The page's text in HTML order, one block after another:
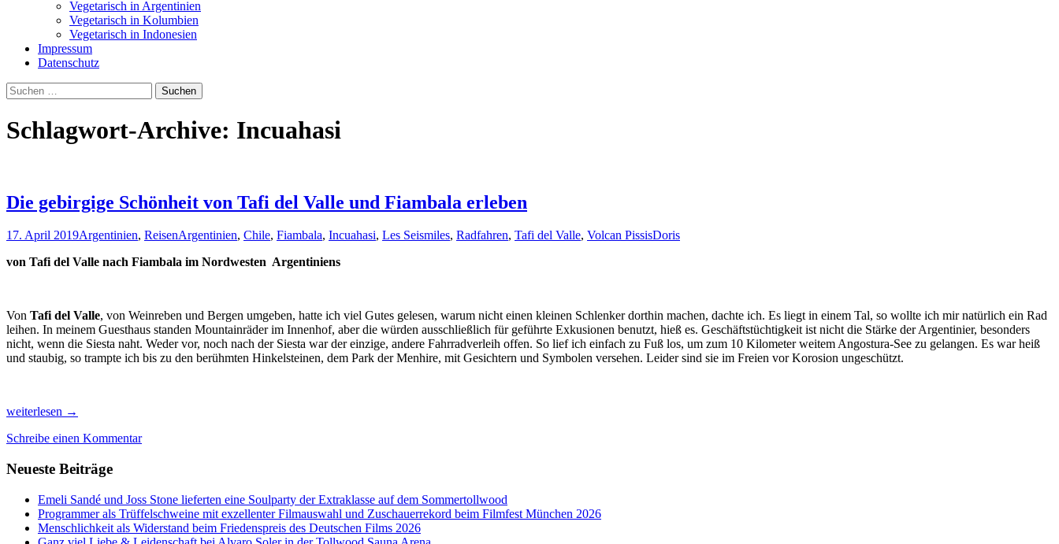
Vegetarisch in Argentinien
Vegetarisch in Kolumbien
Vegetarisch in Indonesien
Impressum
Datenschutz
Suchen
nach:
Schlagwort-Archive: Incuahasi
Die gebirgige Schönheit von Tafi del Valle und Fiambala erleben
17. April 2019Argentinien, ReisenArgentinien, Chile, Fiambala, Incuahasi, Les Seismiles, Radfahren, Tafi del Valle, Volcan PissisDoris
von Tafi del Valle nach Fiambala im Nordwesten Argentiniens
Von Tafi del Valle, von Weinreben und Bergen umgeben, hatte ich viel Gutes gelesen, warum nicht einen kleinen Schlenker dorthin machen, dachte ich. Es liegt in einem Tal, so wollte ich mir natürlich ein Rad
leihen. In meinem Guesthaus standen Mountainräder im Innenhof, aber die würden ausschließlich für geführte Exkusionen benutzt, hieß es. Geschäftstüchtigkeit ist nicht die Stärke der Argentinier, besonders
nicht, wenn die Siesta naht. Weder vor, noch nach der Siesta war der einzige, andere Fahrradverleih offen. So lief ich einfach zu Fuß los, um zum 10 Kilometer weitem Angostura-See zu gelangen. Es war heiß
und staubig, so trampte ich bis zu den berühmten Hinkelsteinen, dem Park der Menhire, mit Gesichtern und Symbolen versehen. Leider sind sie im Freien vor Korosion ungeschützt.
Die
Schönheit
Tafi
Valle
Fiambala
erleben
weiterlesen →
Schreibe einen Kommentar
Neueste Beiträge
Emeli Sandé und Joss Stone lieferten eine Soulparty der Extraklasse auf dem Sommertollwood
Programmer als Trüffelschweine mit exzellenter Filmauswahl und Zuschauerrekord beim Filmfest München 2026
Menschlichkeit als Widerstand beim Friedenspreis des Deutschen Films 2026